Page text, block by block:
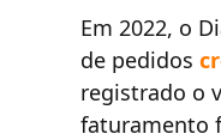
Em 2022, o
de pedidos
registrado o
faturamento